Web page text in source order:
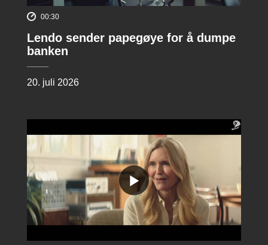
00:30
Lendo sender papegøye for å dumpe
banken
20. juli 2026